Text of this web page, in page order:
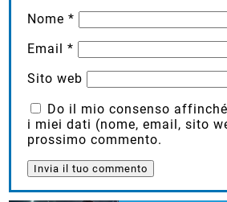
Nome*
Email*
Sito web
Do il mio consenso
i miei dati (nome, email, sito
prossimo commento.